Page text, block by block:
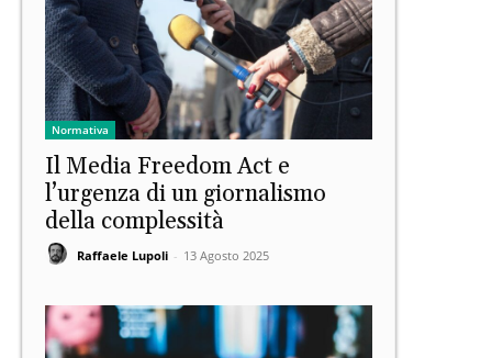
Normativa
Il Media Freedom Act e
l’urgenza di un giornalismo
della complessità
Raffaele Lupoli - 13 Agosto 2025